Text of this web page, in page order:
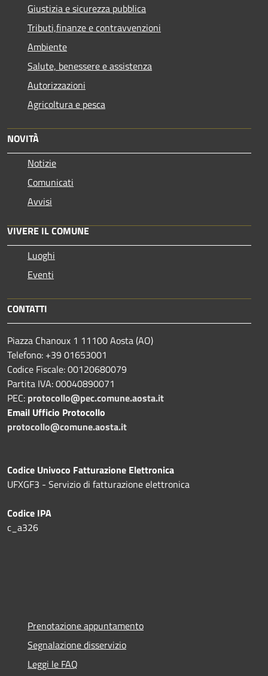
Giustizia e sicurezza pubblica
Tributi,finanze e contravvenzioni
Ambiente
Salute, benessere e assistenza
Autorizzazioni
Agricoltura e pesca
NOVITÀ
Notizie
Comunicati
Avvisi
VIVERE IL COMUNE
Luoghi
Eventi
CONTATTI
Piazza Chanoux 1 11100 Aosta (AO)
Telefono: +39 01653001
Codice Fiscale: 00120680079
Partita IVA: 00040890071
PEC: protocollo@pec.comune.aosta.it
Email Ufficio Protocollo
protocollo@comune.aosta.it
Codice Univoco Fatturazione Elettronica
UFXGF3 - Servizio di fatturazione elettronica
Codice IPA
c_a326
Prenotazione appuntamento
Segnalazione disservizio
Leggi le FAQ